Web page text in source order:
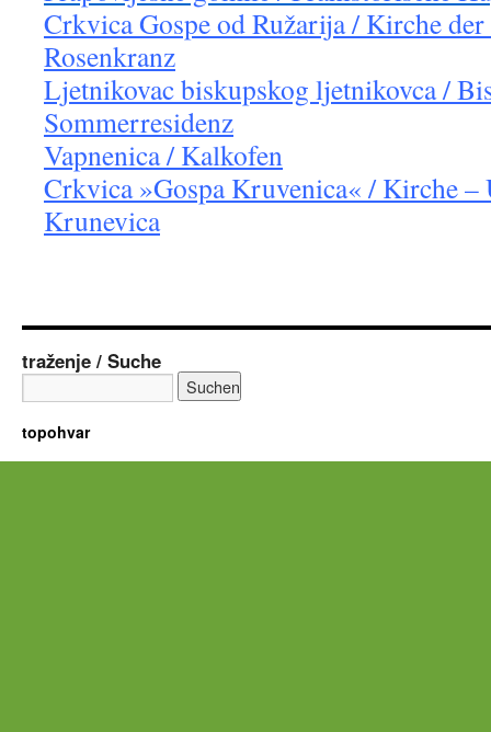
Crkvica Gospe od Ružarija / Kirche
Rosenkranz
Ljetnikovac biskupskog ljetnikovca /
Sommerresidenz
Vapnenica / Kalkofen
Crkvica »Gospa Kruvenica« / Kirche –
Krunevica
traženje / Suche
topohvar